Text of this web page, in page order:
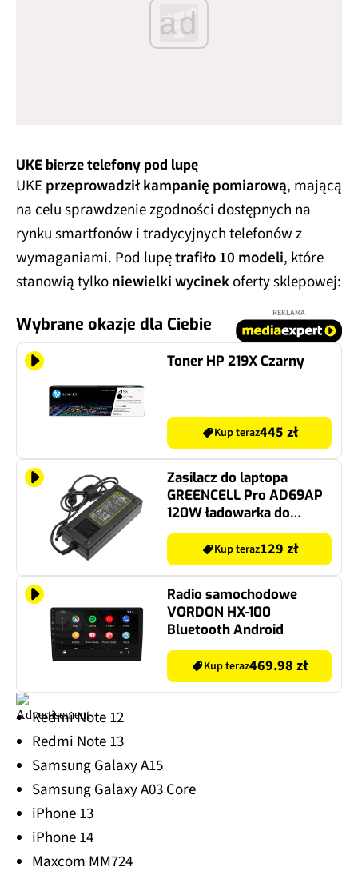
ad
UKE bierze telefony pod lupę
UKE przeprowadził kampanię pomiarową , mającą
na celu sprawdzenie zgodności dostępnych na
rynku smartfonów i tradycyjnych telefonów z
wymaganiami. Pod lupętrafiło 10 modeli , które
stanowią tylkoniewielki wycinekoferty sklepowej:
Wybrane okazje dla Ciebie
REKLAMA
Toner HP 219X Czarny
Kup teraz445 zł
Zasilacz do laptopa
GREENCELL Pro AD69AP
120W ładowarka do
Kup teraz129 zł
Radio samochodowe
VORDON HX-100
Bluetooth Android
Kup teraz469.98 zł
Redmi Note 12
Redmi Note 13
Samsung Galaxy A15
Samsung Galaxy A03 Core
iPhone 13
iPhone 14
Maxcom MM724